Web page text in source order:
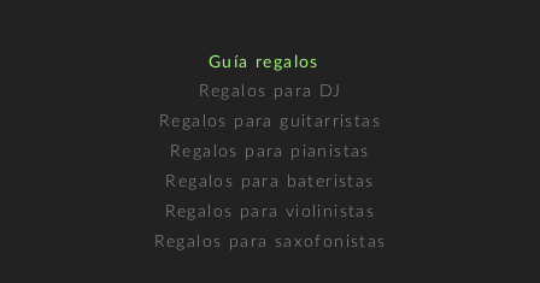
Guía regalos
Regalos para DJ
Regalos para guitarristas
Regalos para pianistas
Regalos para bateristas
Regalos para violinistas
Regalos para saxofonistas